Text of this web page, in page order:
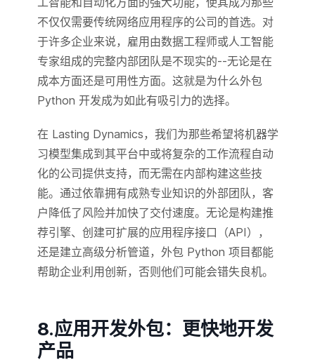
不仅仅需要传统网络应用程序的公司的首选。对
于许多企业来说，雇用由数据工程师或人工智能
专家组成的完整内部团队是不现实的--无论是在
成本方面还是可用性方面。这就是为什么外包
Python 开发成为如此有吸引力的选择。
在 Lasting Dynamics，我们为那些希望将机器学
习模型集成到其平台中或将复杂的工作流程自动
化的公司提供支持，而无需在内部构建这些技
能。通过依靠拥有成熟专业知识的外部团队，客
户降低了风险并加快了交付速度。无论是构建推
荐引擎、创建可扩展的应用程序接口（API），
还是建立高级分析管道，外包 Python 项目都能
帮助企业利用创新，否则他们可能会错失良机。
8.应用开发外包：更快地开发
产品